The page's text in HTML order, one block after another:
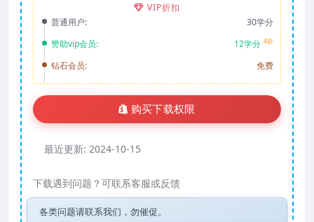
VIP折扣
普通用户:
30学分
赞助vip会员:
12学分 4折
钻石会员: 免费
购买下载权限
最近更新: 2024-10-15
下载遇到问题？可联系客服或反馈
各类问题请联系我们，勿催促。